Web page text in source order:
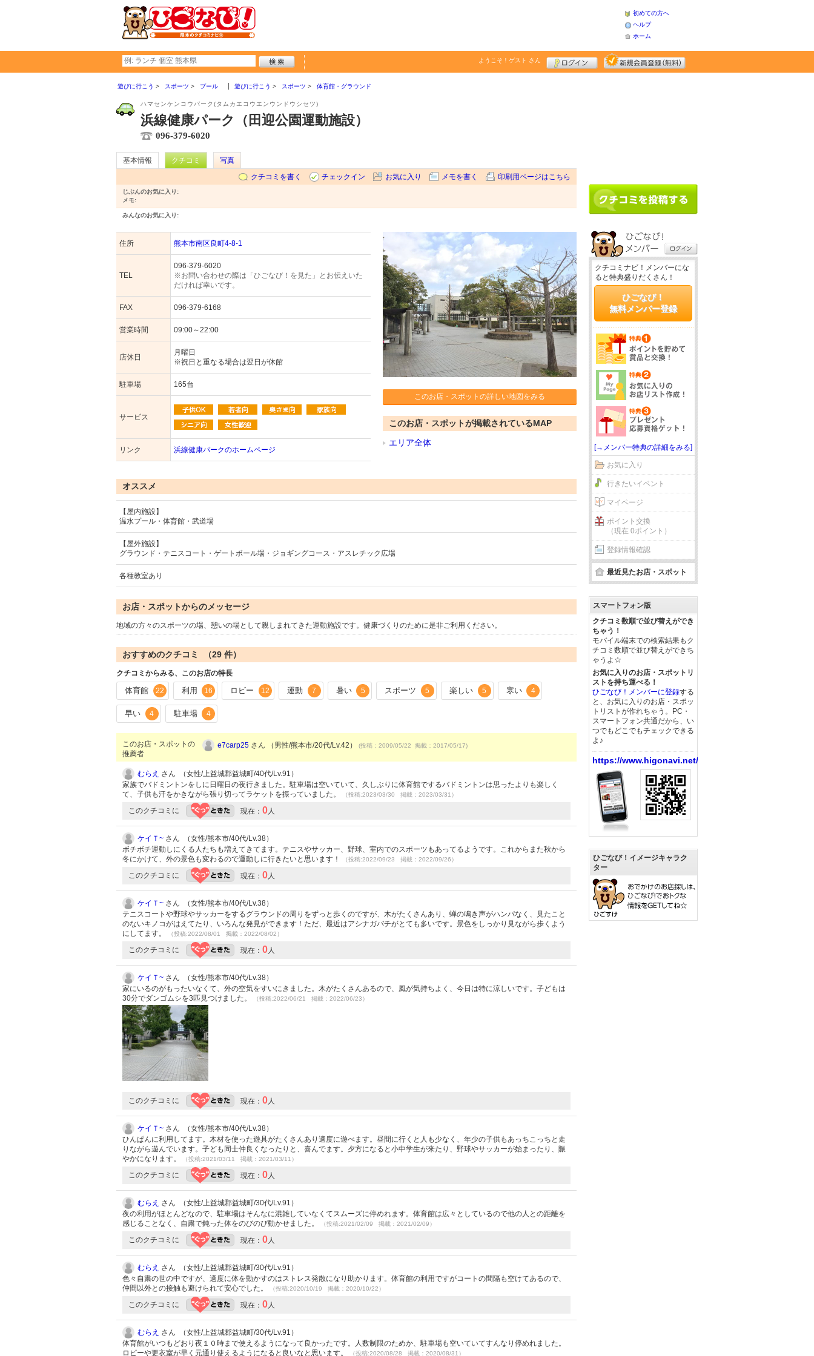
初めての方へ
ヘルプ
ホーム
ようこそ！ ゲスト さん
遊びに行こう スポーツ プール 遊びに行こう スポーツ 体育館・グラウンド
ハマセンケンコウパーク(タムカエコウエンウンドウシセツ)
浜線健康パーク（田迎公園運動施設）
096-379-6020
基本情報 クチコミ
写真
クチコミを書く
チェックイン お気に入り メモを書く 印刷用ページはこちら
じぶんのお気に入り:
メモ:
みんなのお気に入り:
住所 熊本市南区良町4-8-1
TEL
096-379-6020
※お問い合わせの際は「ひごなび！を見た」とお伝えいた
だければ幸いです。
FAX 096-379-6168
営業時間 09:00～22:00
店休日
月曜日
※祝日と重なる場合は翌日が休館
駐車場 165台
サービス
リンク 浜線健康パークのホームページ
このお店・スポットの詳しい地図をみる
このお店・スポットが掲載されているMAP
エリア全体
オススメ
【屋内施設】
温水プール・体育館・武道場
【屋外施設】
グラウンド・テニスコート・ゲートボール場・ジョギングコース・アスレチック広場
各種教室あり
お店・スポットからのメッセージ
地域の方々のスポーツの場、憩いの場として親しまれてきた運動施設です。健康づくりのために是非ご利用ください。
おすすめのクチコミ （29 件）
クチコミからみる、このお店の特長
体育館 22 利用 16 ロビー 12 運動 7 暑い 5 スポーツ 5 楽しい 5 寒い 4
早い 4 駐車場 4
このお店・スポットの
推薦者
e7carp25 さん （男性/熊本市/20代/Lv.42） (投稿：2009/05/22 掲載：2017/05/17)
むらえ さん （女性/上益城郡益城町/40代/Lv.91）
家族でバドミントンをしに日曜日の夜行きました。駐車場は空いていて、久しぶりに体育館でするバドミントンは思ったよりも楽しく
て、子供も汗をかきながら張り切ってラケットを振っていました。
（投稿:2023/03/30 掲載：2023/03/31）
このクチコミに 現在： 0人
ケイＴ~ さん （女性/熊本市/40代/Lv.38）
ボチボチ運動しにくる人たちも増えてきてます。テニスやサッカー、野球、室内でのスポーツもあってるようです。これからまた秋から
冬にかけて、外の景色も変わるので運動しに行きたいと思います！
（投稿:2022/09/23 掲載：2022/09/26）
このクチコミに 現在： 0人
ケイＴ~ さん （女性/熊本市/40代/Lv.38）
テニスコートや野球やサッカーをするグラウンドの周りをずっと歩くのですが、木がたくさんあり、蝉の鳴き声がハンパなく、見たこと
のないキノコがはえてたり、いろんな発見ができます！ただ、最近はアシナガバチがとても多いです。景色をしっかり見ながら歩くよう
にしてます。
（投稿:2022/08/01 掲載：2022/08/02）
このクチコミに 現在： 0人
ケイＴ~ さん （女性/熊本市/40代/Lv.38）
家にいるのがもったいなくて、外の空気をすいにきました。木がたくさんあるので、風が気持ちよく、今日は特に涼しいです。子どもは
30分でダンゴムシを3匹見つけました。
（投稿:2022/06/21 掲載：2022/06/23）
このクチコミに 現在： 0人
ケイＴ~ さん （女性/熊本市/40代/Lv.38）
ひんぱんに利用してます。木材を使った遊具がたくさんあり適度に遊べます。昼間に行くと人も少なく、年少の子供もあっちこっちと走
りながら遊んでいます。子ども同士仲良くなったりと、喜んでます。夕方になると小中学生が来たり、野球やサッカーが始まったり、賑
やかになります。
（投稿:2021/03/11 掲載：2021/03/11）
このクチコミに 現在： 0人
むらえ さん （女性/上益城郡益城町/30代/Lv.91）
夜の利用がほとんどなので、駐車場はそんなに混雑していなくてスムーズに停めれます。体育館は広々としているので他の人との距離を
感じることなく、自粛で鈍った体をのびのび動かせました。
（投稿:2021/02/09 掲載：2021/02/09）
このクチコミに 現在： 0人
むらえ さん （女性/上益城郡益城町/30代/Lv.91）
色々自粛の世の中ですが、適度に体を動かすのはストレス発散になり助かります。体育館の利用ですがコートの間隔も空けてあるので、
仲間以外との接触も避けられて安心でした。
（投稿:2020/10/19 掲載：2020/10/22）
このクチコミに 現在： 0人
むらえ さん （女性/上益城郡益城町/30代/Lv.91）
体育館がいつもどおり夜１０時まで使えるようになって良かったです。人数制限のためか、駐車場も空いていてすんなり停めれました。
ロビーや更衣室が早く元通り使えるようになると良いなと思います。
（投稿:2020/08/28 掲載：2020/08/31）
クチコミナビ！メンバーにな
ると特典盛りだくさん！
ひごなび！
無料メンバー登録
[→メンバー特典の詳細をみる]
お気に入り
行きたいイベント
マイページ
ポイント交換
（現在 0ポイント）
登録情報確認
最近見たお店・スポット
スマートフォン版
クチコミ数順で並び替えができ
ちゃう！
モバイル端末での検索結果もク
チコミ数順で並び替えができち
ゃうよ☆
お気に入りのお店・スポットリ
ストを持ち運べる！
ひごなび！メンバーに登録する
と、お気に入りのお店・スポッ
トリストが作れちゃう。PC・
スマートフォン共通だから、い
つでもどこでもチェックできる
よ♪
https://www.higonavi.net/
ひごなび！イメージキャラク
ター